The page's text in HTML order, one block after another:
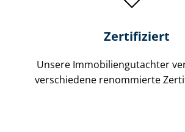
Zertifiziert
Unsere Immobilien­gutachter
verschiedene renommierte